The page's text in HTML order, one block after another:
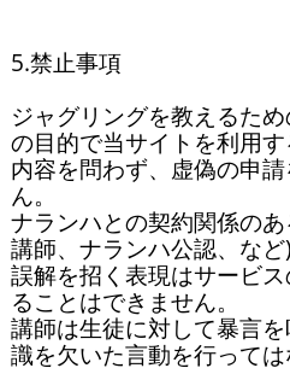
5.禁止事項
ジャグリングを教えるた
の目的で当サイトを利用す
内容を問わず、虚偽の申
ん。
ナランハとの契約関係の
講師、ナランハ公認、な
誤解を招く表現はサービ
ることはできません。
講師は生徒に対して暴言
識を欠いた言動を行っては